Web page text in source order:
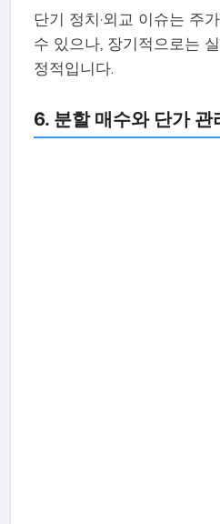
단기 정치·외교 이슈는 주
수 있으나, 장기적으로는
정적입니다.
6. 분할 매수와 단가 관